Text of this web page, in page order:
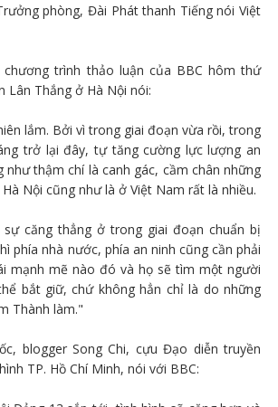
phòng, Đài Phát thanh Tiếng nói Việt
trình thảo luận của BBC hôm thứ
Lân Thắng ở Hà Nội nói:
lắm. Bởi vì trong giai đoạn vừa rồi, trong
trở lại đây, tự tăng cường lực lượng an
như thậm chí là canh gác, cầm chân những
Nội cũng như là ở Việt Nam rất là nhiều.
căng thẳng ở trong giai đoạn chuẩn bị
phía nhà nước, phía an ninh cũng cần phải
mạnh mẽ nào đó và họ sẽ tìm một người
bắt giữ, chứ không hẳn chỉ là do những
Thành làm."
blogger Song Chi, cựu Đạo diễn truyền
TP. Hồ Chí Minh, nói với BBC: